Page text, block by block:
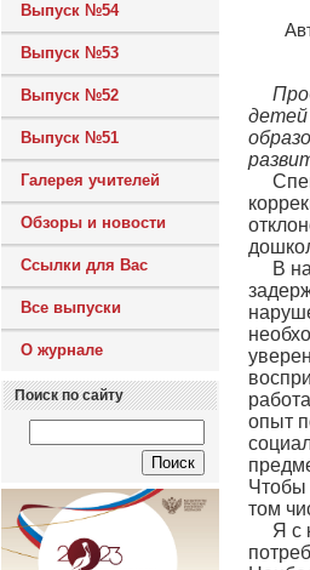
Выпуск №54
Выпуск №53
Выпуск №52
Выпуск №51
Галерея учителей
Обзоры и новости
Ссылки для Вас
Все выпуски
О журнале
Поиск по сайту
детей
В
опыт
Чтобы
том
Я с